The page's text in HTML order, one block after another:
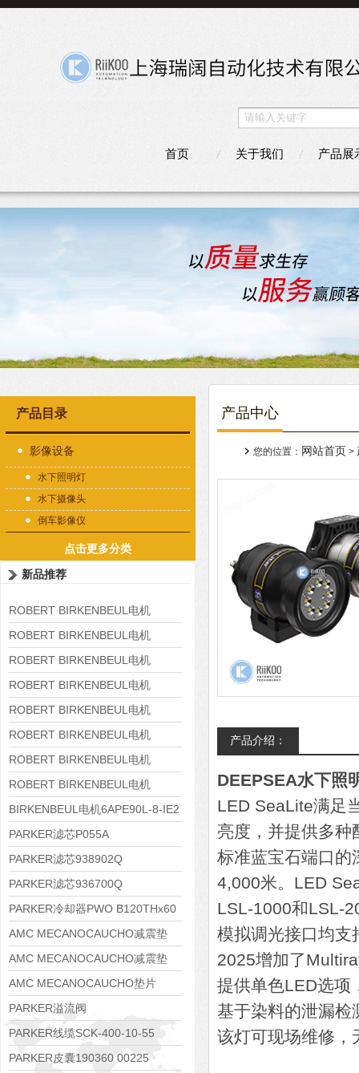
首页 关于我们 产品展
产品目录
影像设备
水下照明灯
水下摄像头
倒车影像仪
点击更多分类
新品推荐
ROBERT BIRKENBEUL电机
8APE225M-4-IE3
ROBERT BIRKENBEUL电机
8APE180L-4 IE3
ROBERT BIRKENBEUL电机
8APE160M-6 IE3
ROBERT BIRKENBEUL电机
8APE160L-4-IE3
ROBERT BIRKENBEUL电机
8APE112M-6K-IE3
ROBERT BIRKENBEUL电机
8APE100L-2 IE3
ROBERT BIRKENBEUL电机
8APE90S-4 IE3
ROBERT BIRKENBEUL电机
8APE80M-2K-IE3
BIRKENBEUL电机6APE90L-8-IE2
PARKER滤芯P055A
PARKER滤芯938902Q
PARKER滤芯936700Q
PARKER冷却器PWO B120THx60
AMC MECANOCAUCHO减震垫
138552
AMC MECANOCAUCHO减震垫
138551
AMC MECANOCAUCHO垫片
608074
PARKER溢流阀
RE06M35W2N1KWXG087
PARKER线缆SCK-400-10-55
PARKER皮囊190360 00225
产品中心
您的位置： 网站首页 >
产品介绍：
DEEPSEA水下照
LED SeaLite满足
亮度，并提供多种
标准蓝宝石端口的
4,000米。LED
LSL-1000和LSL-
模拟调光接口均支
2025增加了
提供单色LED选项
基于染料的泄漏检
该灯可现场维修，